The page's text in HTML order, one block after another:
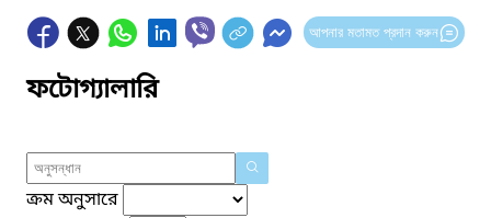
আপনার মতামত প্রদান করুন
ফটোগ্যালারি
ক্রম অনুসারে